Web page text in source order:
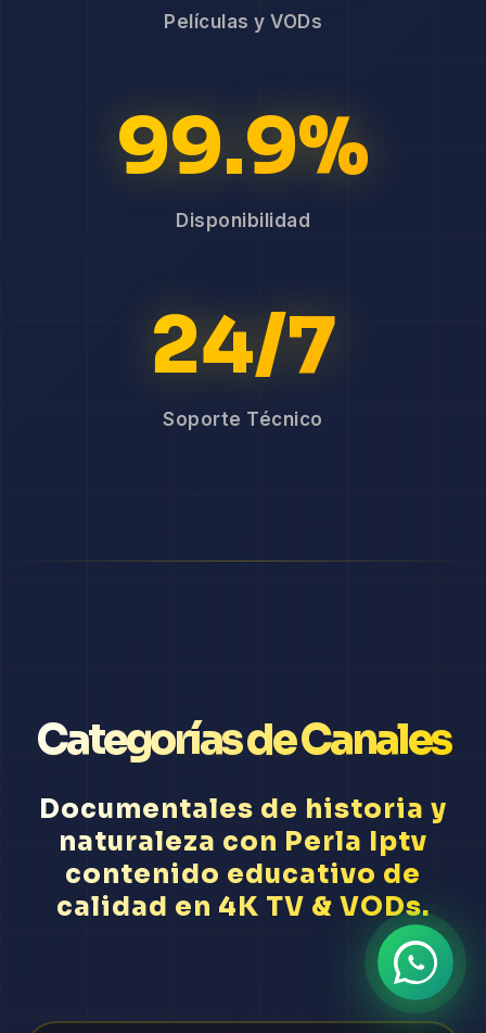
Películas y VODs
99.9%
Disponibilidad
24/7
Soporte Técnico
Categorías de Canales
Documentales de historia y
naturaleza con Perla Iptv
contenido educativo de
calidad en 4K TV & VODs.